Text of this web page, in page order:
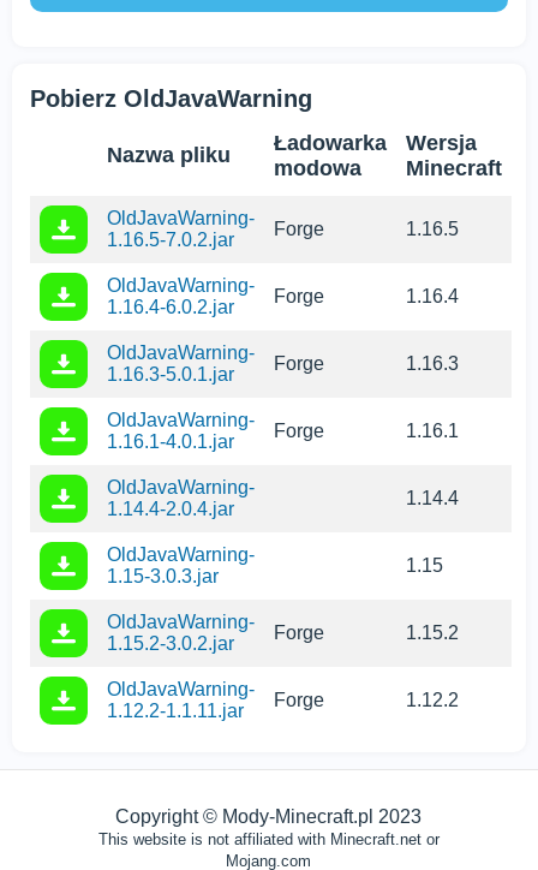
Pobierz OldJavaWarning
Nazwa pliku
Ładowarka
modowa
Wersja
Minecraft
OldJavaWarning-
1.16.5-7.0.2.jar
Forge 1.16.5
OldJavaWarning-
1.16.4-6.0.2.jar
Forge 1.16.4
OldJavaWarning-
1.16.3-5.0.1.jar
Forge 1.16.3
OldJavaWarning-
1.16.1-4.0.1.jar
Forge 1.16.1
OldJavaWarning-
1.14.4-2.0.4.jar
1.14.4
OldJavaWarning-
1.15-3.0.3.jar
1.15
OldJavaWarning-
1.15.2-3.0.2.jar
Forge 1.15.2
OldJavaWarning-
1.12.2-1.1.11.jar
Forge 1.12.2
Copyright © Mody-Minecraft.pl 2023
This website is not affiliated with Minecraft.net or
Mojang.com